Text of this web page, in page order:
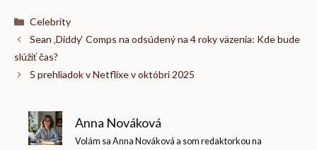
Kategórie
Celebrity
Sean ‚Diddy‘ Comps na odsúdený na 4 roky väzenia: Kde bude
slúžiť čas?
5 prehliadok v Netflixe v októbri 2025
Anna Nováková
Volám sa Anna Nováková a som redaktorkou na